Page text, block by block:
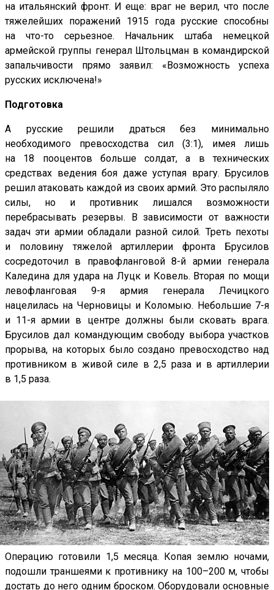
на итальянский фронт. И еще: враг не верил, что после
тяжелейших поражений 1915 года русские способны
на что-то серьезное. Начальник штаба немецкой
армейской группы генерал Штольцман в командирской
запальчивости прямо заявил: «Возможность успеха
русских исключена!»
Подготовка
А русские решили драться без минимально
необходимого превосходства сил (3:1), имея лишь
на 18 пооцентов больше солдат, а в технических
средствах ведения боя даже уступая врагу. Брусилов
решил атаковать каждой из своих армий. Это распыляло
силы, но и противник лишался возможности
перебрасывать резервы. В зависимости от важности
задач эти армии обладали разной силой. Треть пехоты
и половину тяжелой артиллерии фронта Брусилов
сосредоточил в правофланговой 8-й армии генерала
Каледина для удара на Луцк и Ковель. Вторая по мощи
левофланговая 9-я армия генерала Лечицкого
нацелилась на Черновицы и Коломыю. Небольшие 7-я
и 11-я армии в центре должны были сковать врага.
Брусилов дал командующим свободу выбора участков
прорыва, на которых было создано превосходство над
противником в живой силе в 2,5 раза и в артиллерии
в 1,5 раза.
Операцию готовили 1,5 месяца. Копая землю ночами,
подошли траншеями к противнику на 100–200 м, чтобы
достать до него одним броском. Оборудовали основные